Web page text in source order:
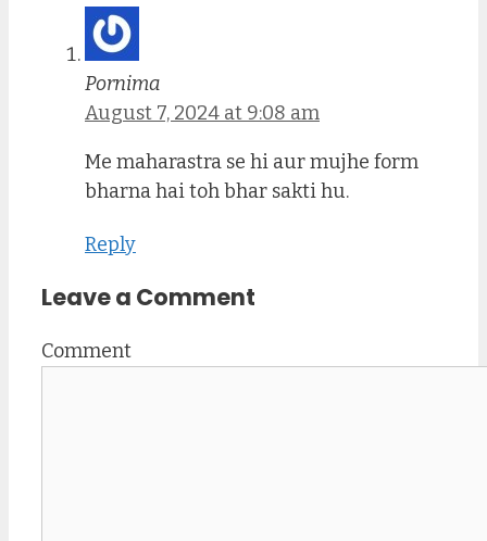
Pornima
August 7, 2024 at 9:08 am
Me maharastra se hi aur mujhe form
bharna hai toh bhar sakti hu.
Reply
Leave a Comment
Comment